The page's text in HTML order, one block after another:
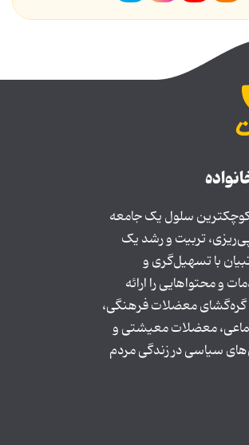
کوچکترین سلول یک جامعه
تربیت و رشد یک
با تسهیل‌گری و
و محتواهایی را ارائه
گره‌گشای معضلات فرهنگی،
معضلات معیشتی و
سیاسی در زندگی مردم